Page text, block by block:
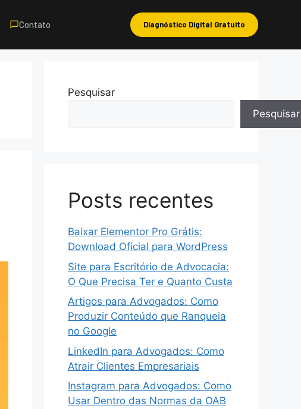
Contato Diagnóstico Digital Gratuito
Pesquisar
Pesquisar
Posts recentes
Baixar Elementor Pro Grátis:
Download Oficial para WordPress
Site para Escritório de Advocacia:
O Que Precisa Ter e Quanto Custa
Artigos para Advogados: Como
Produzir Conteúdo que Ranqueia
no Google
LinkedIn para Advogados: Como
Atrair Clientes Empresariais
Instagram para Advogados: Como
Usar Dentro das Normas da OAB